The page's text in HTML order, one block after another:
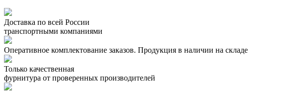
Доставка по всей России
транспортными компаниями
Оперативное комплектование заказов. Продукция в наличии на складе
Только качественная
фурнитура от проверенных производителей